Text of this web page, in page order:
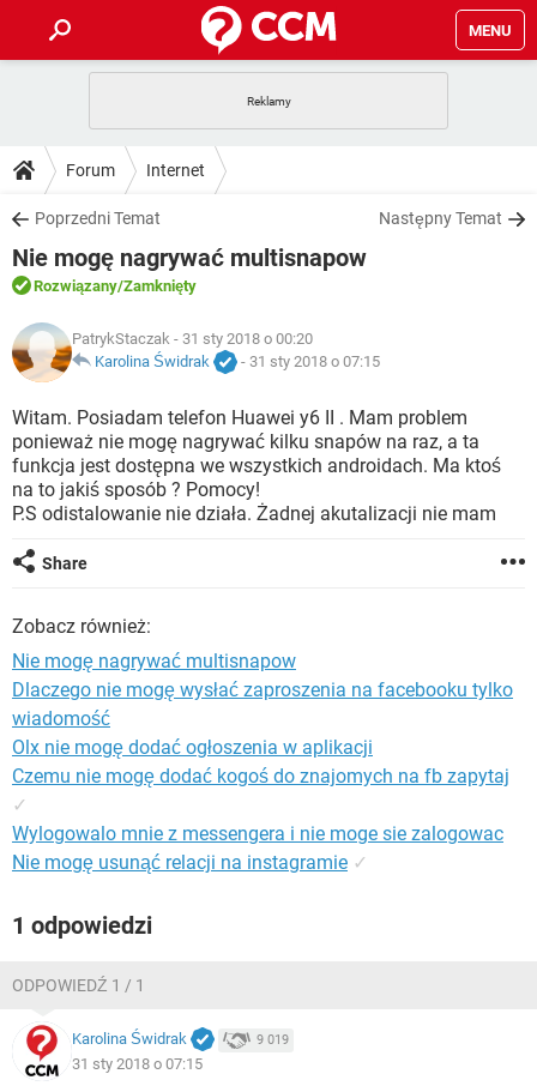
MENU
GRY
SPOTIFY
INSTAGRAM FACEBOOK
WINDOWS 10
PORADY
PlayStation
SPOTIFY
INSTAGRAM
WINDOWS 10
DO POBRANIA
ANDROID TIKTOK
GRY
IOS NETFLIX
INSTAGRAM
WINDOWS 10
FORUM
COVID-19
GRY WHATSAPP
INSTAGRAM FACEBOOK
WINDOWS 10
ARTYKUŁY
COVID-19
GRY WHATSAPP
SPOTIFY NETFLIX
INSTAGRAM FACEBOOK
Forum Internet
Poprzedni Temat Następny Temat
Nie mogę nagrywać multisnapow
Rozwiązany/Zamknięty
PatrykStaczak - 31 sty 2018 o 00:20
Karolina Świdrak
- 31 sty 2018 o 07:15
Witam. Posiadam telefon Huawei y6 II . Mam problem
ponieważ nie mogę nagrywać kilku snapów na raz, a ta
funkcja jest dostępna we wszystkich androidach. Ma ktoś
na to jakiś sposób ? Pomocy!
P.S odistalowanie nie działa. Żadnej akutalizacji nie mam
Share
Zobacz również:
Nie mogę nagrywać multisnapow
Dlaczego nie mogę wysłać zaproszenia na facebooku tylko
wiadomość
Olx nie mogę dodać ogłoszenia w aplikacji
Czemu nie mogę dodać kogoś do znajomych na fb zapytaj
✓
Wylogowalo mnie z messengera i nie moge sie zalogowac
Nie mogę usunąć relacji na instagramie ✓
1 odpowiedzi
ODPOWIEDŹ 1 / 1
Karolina Świdrak 9 019
31 sty 2018 o 07:15